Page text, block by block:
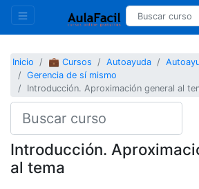
Inicio 💼 Cursos Autoayuda
Gerencia de sí mismo
Introducción. Aproximación general al
Introducción.
al tema